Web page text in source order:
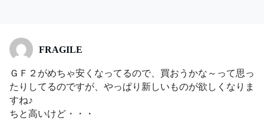
FRAGILE
ＧＦ２がめちゃ安くなってるので、買おうかな～って思っ
たりしてるのですが、やっぱり新しいものが欲しくなりま
すね♪
ちと高いけど・・・